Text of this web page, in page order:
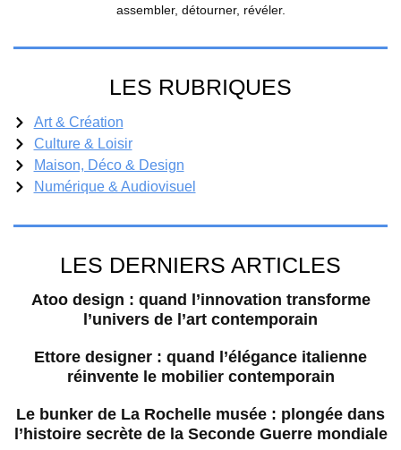
assembler, détourner, révéler.
LES RUBRIQUES
Art & Création
Culture & Loisir
Maison, Déco & Design
Numérique & Audiovisuel
LES DERNIERS ARTICLES
Atoo design : quand l’innovation transforme
l’univers de l’art contemporain
Ettore designer : quand l’élégance italienne
réinvente le mobilier contemporain
Le bunker de La Rochelle musée : plongée dans
l’histoire secrète de la Seconde Guerre mondiale